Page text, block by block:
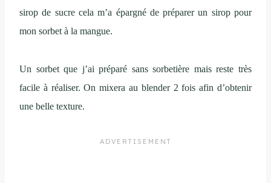
sirop de sucre cela m’a épargné de préparer un sirop pour
mon sorbet à la mangue.
Un sorbet que j’ai préparé sans sorbetière mais reste très
facile à réaliser. On mixera au blender 2 fois afin d’obtenir
une belle texture.